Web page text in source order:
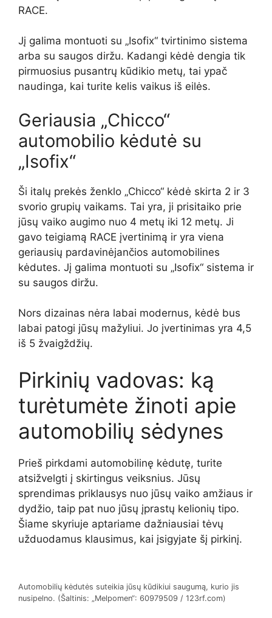
RACE.
Jį galima montuoti su „Isofix“ tvirtinimo sistema
arba su saugos diržu. Kadangi kėdė dengia tik
pirmuosius pusantrų kūdikio metų, tai ypač
naudinga, kai turite kelis vaikus iš eilės.
Geriausia „Chicco“
automobilio kėdutė su
„Isofix“
Ši italų prekės ženklo „Chicco“ kėdė skirta 2 ir 3
svorio grupių vaikams. Tai yra, ji prisitaiko prie
jūsų vaiko augimo nuo 4 metų iki 12 metų. Ji
gavo teigiamą RACE įvertinimą ir yra viena
geriausių pardavinėjančios automobilines
kėdutes. Jį galima montuoti su „Isofix“ sistema ir
su saugos diržu.
Nors dizainas nėra labai modernus, kėdė bus
labai patogi jūsų mažyliui. Jo įvertinimas yra 4,5
iš 5 žvaigždžių.
Pirkinių vadovas: ką
turėtumėte žinoti apie
automobilių sėdynes
Prieš pirkdami automobilinę kėdutę, turite
atsižvelgti į skirtingus veiksnius. Jūsų
sprendimas priklausys nuo jūsų vaiko amžiaus ir
dydžio, taip pat nuo jūsų įprastų kelionių tipo.
Šiame skyriuje aptariame dažniausiai tėvų
užduodamus klausimus, kai įsigyjate šį pirkinį.
Automobilių kėdutės suteikia jūsų kūdikiui saugumą, kurio jis
nusipelno. (Šaltinis: „Melpomen“: 60979509 / 123rf.com)